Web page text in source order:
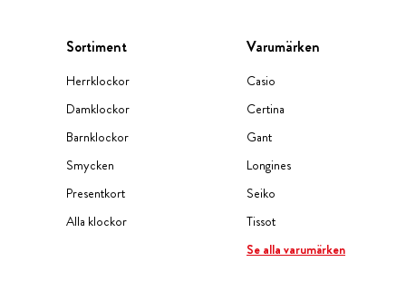
Sortiment
Herrklockor
Damklockor
Barnklockor
Smycken
Presentkort
Alla klockor
Varumärken
Casio
Certina
Gant
Longines
Seiko
Tissot
Se alla varumärken